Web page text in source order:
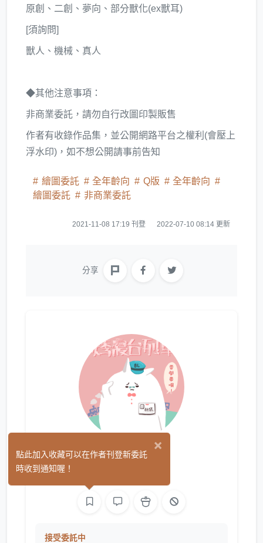
原創、二創、夢向、部分獸化(ex獸耳)
[須詢問]
獸人、機械、真人
◆其他注意事項：
非商業委託，請勿自行改圖印製販售
作者有收錄作品集，並公開網路平台之權利(會壓上
浮水印)，如不想公開請事前告知
繪圖委託 全年齡向 Q版
全年齡向
繪圖委託
非商業委託
2021-11-08 17:19 刊登 2022-07-10 08:14 更新
分享
秋狐 (0)
接受委託中
×
點此加入收藏可以在作者刊登新委託
時收到通知喔！